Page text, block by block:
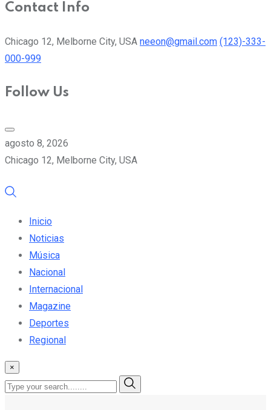
Contact Info
Chicago 12, Melborne City, USA neeon@gmail.com (123)-333-
000-999
Follow Us
agosto 8, 2026
Chicago 12, Melborne City, USA
Inicio
Noticias
Música
Nacional
Internacional
Magazine
Deportes
Regional
×